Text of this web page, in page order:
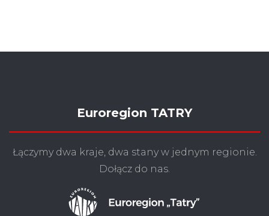
Euroregion TATRY
Łączymy dwa kraje, dwa stany w jednym regionie.
Dołącz do nas.